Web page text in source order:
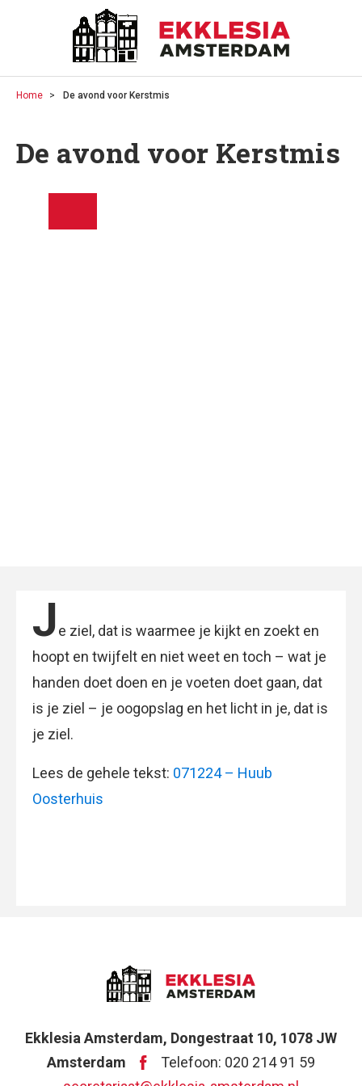
Home De avond voor Kerstmis
De avond voor Kerstmis
Je ziel, dat is waarmee je kijkt en zoekt en
hoopt en twijfelt en niet weet en toch – wat je
handen doet doen en je voeten doet gaan, dat
is je ziel – je oogopslag en het licht in je, dat is
je ziel.
Lees de gehele tekst: 071224 – Huub
Oosterhuis
Ekklesia Amsterdam, Dongestraat 10, 1078 JW
Amsterdam
Telefoon: 020 214 91 59